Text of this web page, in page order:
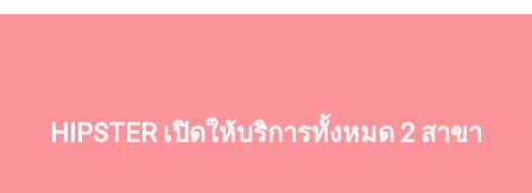
HIPSTER เปิดให้บริการทั้งหมด 2 สาขา